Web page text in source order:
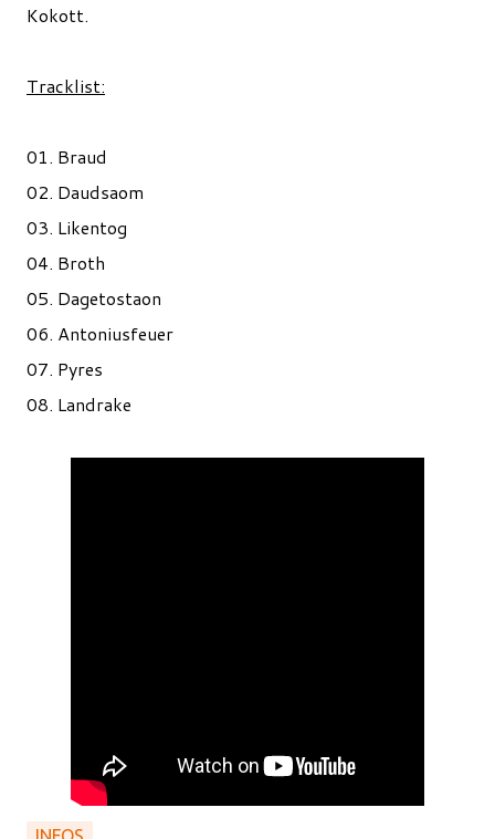
Kokott.
Tracklist:
01. Braud
02. Daudsaom
03. Likentog
04. Broth
05. Dagetostaon
06. Antoniusfeuer
07. Pyres
08. Landrake